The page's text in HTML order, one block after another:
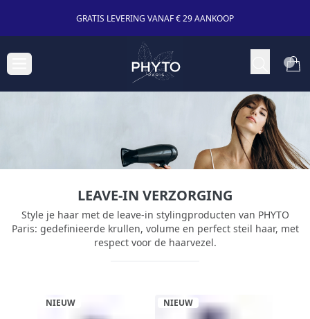
GRATIS LEVERING VANAF € 29 AANKOOP
LEAVE-IN VERZORGING
Style je haar met de leave-in stylingproducten van PHYTO
Paris: gedefinieerde krullen, volume en perfect steil haar, met
respect voor de haarvezel.
NIEUW NIEUW